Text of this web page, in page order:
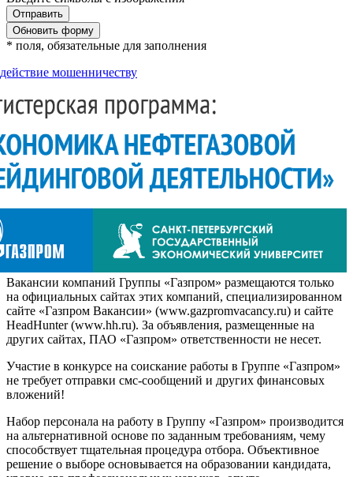
Обновить форму
* поля, обязательные для заполнения
мошенничеству
Вакансии компаний Группы «Газпром» размещаются только
на официальных сайтах этих компаний, специализированном
сайте «Газпром Вакансии» (www.gazpromvacancy.ru) и сайте
HeadHunter (www.hh.ru). За объявления, размещенные на
других сайтах, ПАО «Газпром» ответственности не несет.
Участие в конкурсе на соискание работы в Группе «Газпром»
не требует отправки смс-сообщений и других финансовых
вложений!
Набор персонала на работу в Группу «Газпром» производится
на альтернативной основе по заданным требованиям, чему
способствует тщательная процедура отбора. Объективное
решение о выборе основывается на образовании кандидата,